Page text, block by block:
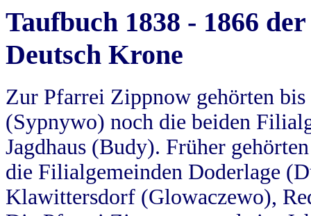
Taufbuch 1838 - 1866
Deutsch Krone
Zur Pfarrei Zippnow gehörten
(Sypnywo) noch die beiden
Jagdhaus (Budy). Früher
die Filialgemeinden Doderlage
Klawittersdorf (Glowaczewo),